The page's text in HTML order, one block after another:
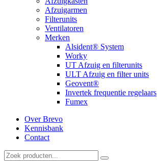
Afzuigarmen
Filterunits
Ventilatoren
Merken
Alsident® System
Worky
UT Afzuig en filterunits
ULT Afzuig en filter units
Geovent®
Invertek frequentie regelaars
Fumex
Over Brevo
Kennisbank
Contact